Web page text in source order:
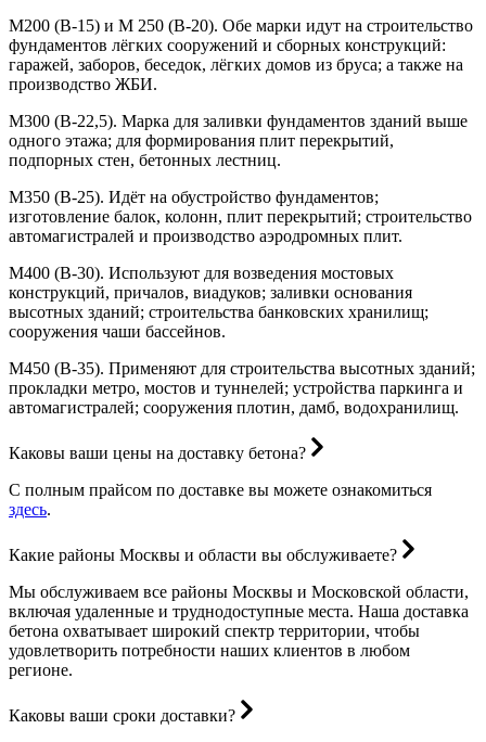
М200 (В-15) и М 250 (В-20). Обе марки идут на строительство
фундаментов лёгких сооружений и сборных конструкций:
гаражей, заборов, беседок, лёгких домов из бруса; а также на
производство ЖБИ.
М300 (В-22,5). Марка для заливки фундаментов зданий выше
одного этажа; для формирования плит перекрытий,
подпорных стен, бетонных лестниц.
М350 (В-25). Идёт на обустройство фундаментов;
изготовление балок, колонн, плит перекрытий; строительство
автомагистралей и производство аэродромных плит.
М400 (В-30). Используют для возведения мостовых
конструкций, причалов, виадуков; заливки основания
высотных зданий; строительства банковских хранилищ;
сооружения чаши бассейнов.
М450 (В-35). Применяют для строительства высотных зданий;
прокладки метро, мостов и туннелей; устройства паркинга и
автомагистралей; сооружения плотин, дамб, водохранилищ.
Каковы ваши цены на доставку бетона?
С полным прайсом по доставке вы можете ознакомиться
здесь.
Какие районы Москвы и области вы обслуживаете?
Мы обслуживаем все районы Москвы и Московской области,
включая удаленные и труднодоступные места. Наша доставка
бетона охватывает широкий спектр территории, чтобы
удовлетворить потребности наших клиентов в любом
регионе.
Каковы ваши сроки доставки?